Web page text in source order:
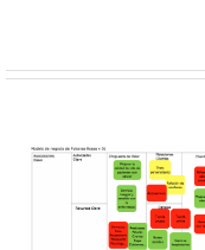
De la idea
puesta en